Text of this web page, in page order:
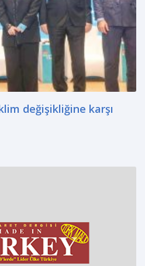
değişikliğine karşı